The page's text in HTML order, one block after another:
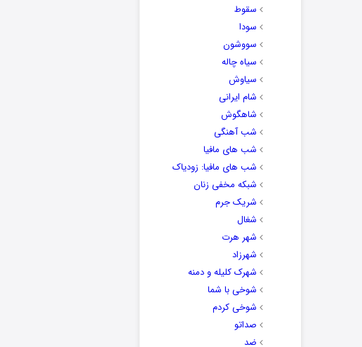
سقوط
سودا
سووشون
سیاه چاله
سیاوش
شام ایرانی
شاهگوش
شب آهنگی
شب های مافیا
شب های مافیا: زودیاک
شبکه مخفی زنان
شریک جرم
شغال
شهر هرت
شهرزاد
شهرک کلیله و دمنه
شوخی با شما
شوخی کردم
صداتو
ضد